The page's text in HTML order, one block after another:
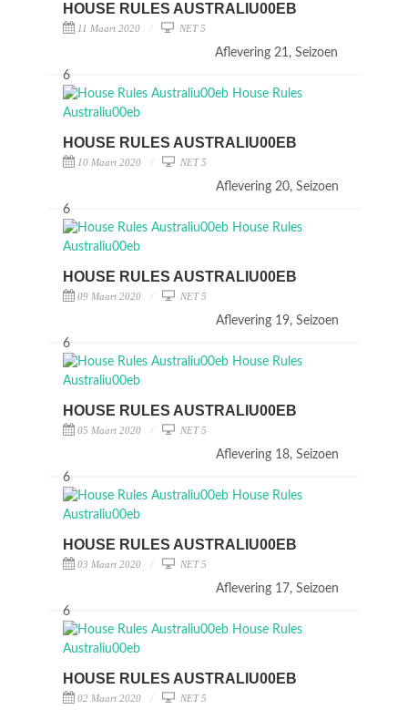
HOUSE RULES AUSTRALIU00EB
11 Maart 2020 NET 5
Aflevering 21, Seizoen
6
HOUSE RULES AUSTRALIU00EB
10 Maart 2020 NET 5
Aflevering 20, Seizoen
6
HOUSE RULES AUSTRALIU00EB
09 Maart 2020 NET 5
Aflevering 19, Seizoen
6
HOUSE RULES AUSTRALIU00EB
05 Maart 2020 NET 5
Aflevering 18, Seizoen
6
HOUSE RULES AUSTRALIU00EB
03 Maart 2020 NET 5
Aflevering 17, Seizoen
6
HOUSE RULES AUSTRALIU00EB
02 Maart 2020 NET 5